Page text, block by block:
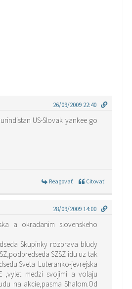
26/09/2009 22:40
US-Slovak yankee go
Reagovať Citovať
28/09/2009 14:00
a okradanim slovenskeho
Skupinky rozprava bludy
SZSZ idu uz tak
Luteranko-jevrejska
,vylet medzi svojimi a volaju
na akcie,pasma Shalom.Od